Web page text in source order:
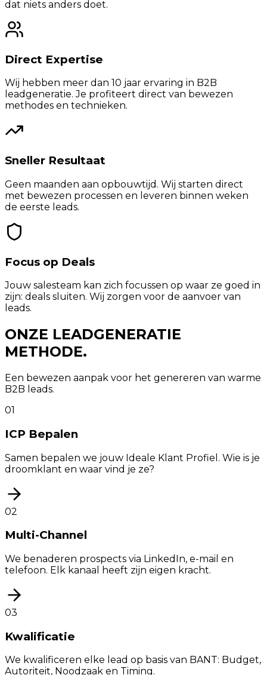
dat niets anders doet.
Direct Expertise
Wij hebben meer dan 10 jaar ervaring in B2B
leadgeneratie. Je profiteert direct van bewezen
methodes en technieken.
Sneller Resultaat
Geen maanden aan opbouwtijd. Wij starten direct
met bewezen processen en leveren binnen weken
de eerste leads.
Focus op Deals
Jouw salesteam kan zich focussen op waar ze goed in
zijn: deals sluiten. Wij zorgen voor de aanvoer van
leads.
ONZE LEADGENERATIE
METHODE.
Een bewezen aanpak voor het genereren van warme
B2B leads.
01
ICP Bepalen
Samen bepalen we jouw Ideale Klant Profiel. Wie is je
droomklant en waar vind je ze?
02
Multi-Channel
We benaderen prospects via LinkedIn, e-mail en
telefoon. Elk kanaal heeft zijn eigen kracht.
03
Kwalificatie
We kwalificeren elke lead op basis van BANT: Budget,
Autoriteit, Noodzaak en Timing.